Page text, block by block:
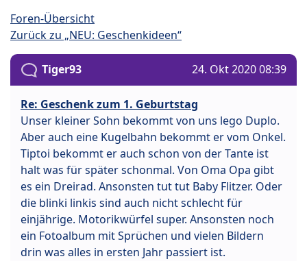
Foren-Übersicht
Zurück zu „NEU: Geschenkideen“
Tiger93 24. Okt 2020 08:39
Re: Geschenk zum 1. Geburtstag
Unser kleiner Sohn bekommt von uns lego Duplo.
Aber auch eine Kugelbahn bekommt er vom Onkel.
Tiptoi bekommt er auch schon von der Tante ist
halt was für später schonmal. Von Oma Opa gibt
es ein Dreirad. Ansonsten tut tut Baby Flitzer. Oder
die blinki linkis sind auch nicht schlecht für
einjährige. Motorikwürfel super. Ansonsten noch
ein Fotoalbum mit Sprüchen und vielen Bildern
drin was alles in ersten Jahr passiert ist.